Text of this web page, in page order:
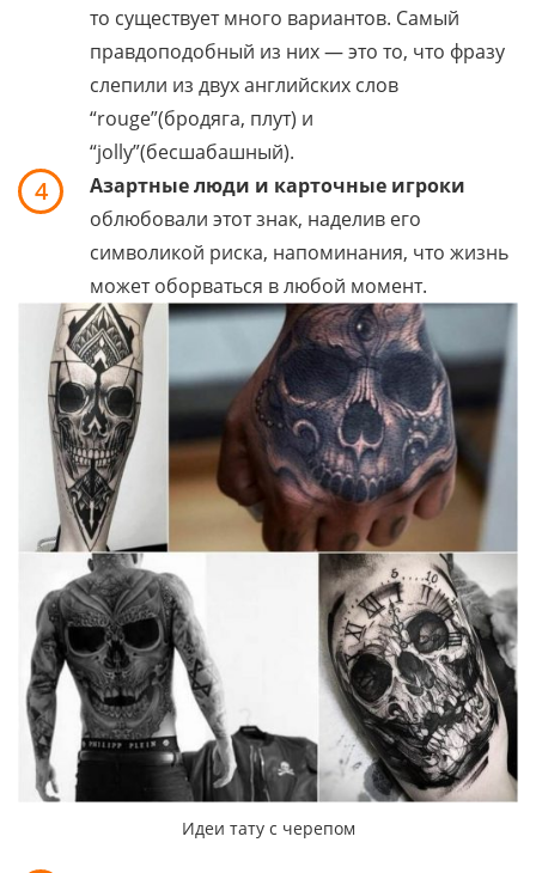
то существует много вариантов. Самый
правдоподобный из них — это то, что фразу
слепили из двух английских слов
“rouge”(бродяга, плут) и
“jolly”(бесшабашный).
4
Азартные люди и карточные игроки
облюбовали этот знак, наделив его
символикой риска, напоминания, что жизнь
может оборваться в любой момент.
Идеи тату с черепом